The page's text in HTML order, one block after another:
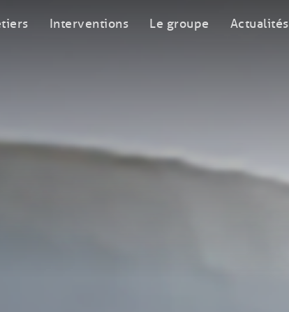
Interventions Le groupe Actualités